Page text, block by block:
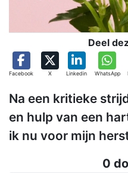
Deel
Facebook X Linkedin WhatsApp
​Na een kritieke
en hulp van een
ik nu voor mijn
0